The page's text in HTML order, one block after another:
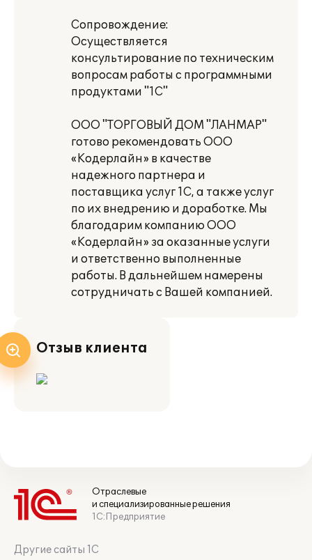
Сопровождение:
Осуществляется
консультирование по техническим
вопросам работы с программными
продуктами "1С"
ООО "ТОРГОВЫЙ ДОМ "ЛАНМАР"
готово рекомендовать ООО
«Кодерлайн» в качестве
надежного партнера и
поставщика услуг 1С, а также услуг
по их внедрению и доработке. Мы
благодарим компанию ООО
«Кодерлайн» за оказанные услуги
и ответственно выполненные
работы. В дальнейшем намерены
сотрудничать с Вашей компанией.
Отзыв клиента
Отраслевые
и специализированные решения
1С:Предприятие
Другие сайты 1С